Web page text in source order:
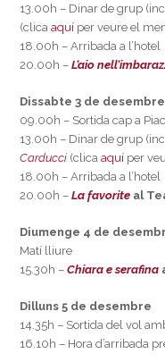
13.00h – Dinar de grup
(clicaaquí per veure el
18.00h – Arribada a l’hotel
20.00h –L’aio
Dissabte 3 de desembre
09.00h – Sortida cap a
13.00h – Dinar de grup
Carducci (clica aquí per
18.00h – Arribada a l’hotel
20.00h –La favorite al
Diumenge 4 de
Matí lliure
15.30h –Chiara e serafina
Dilluns 5 de desembre
14.35h – Sortida del vol
16.10h – Hora d’arribada